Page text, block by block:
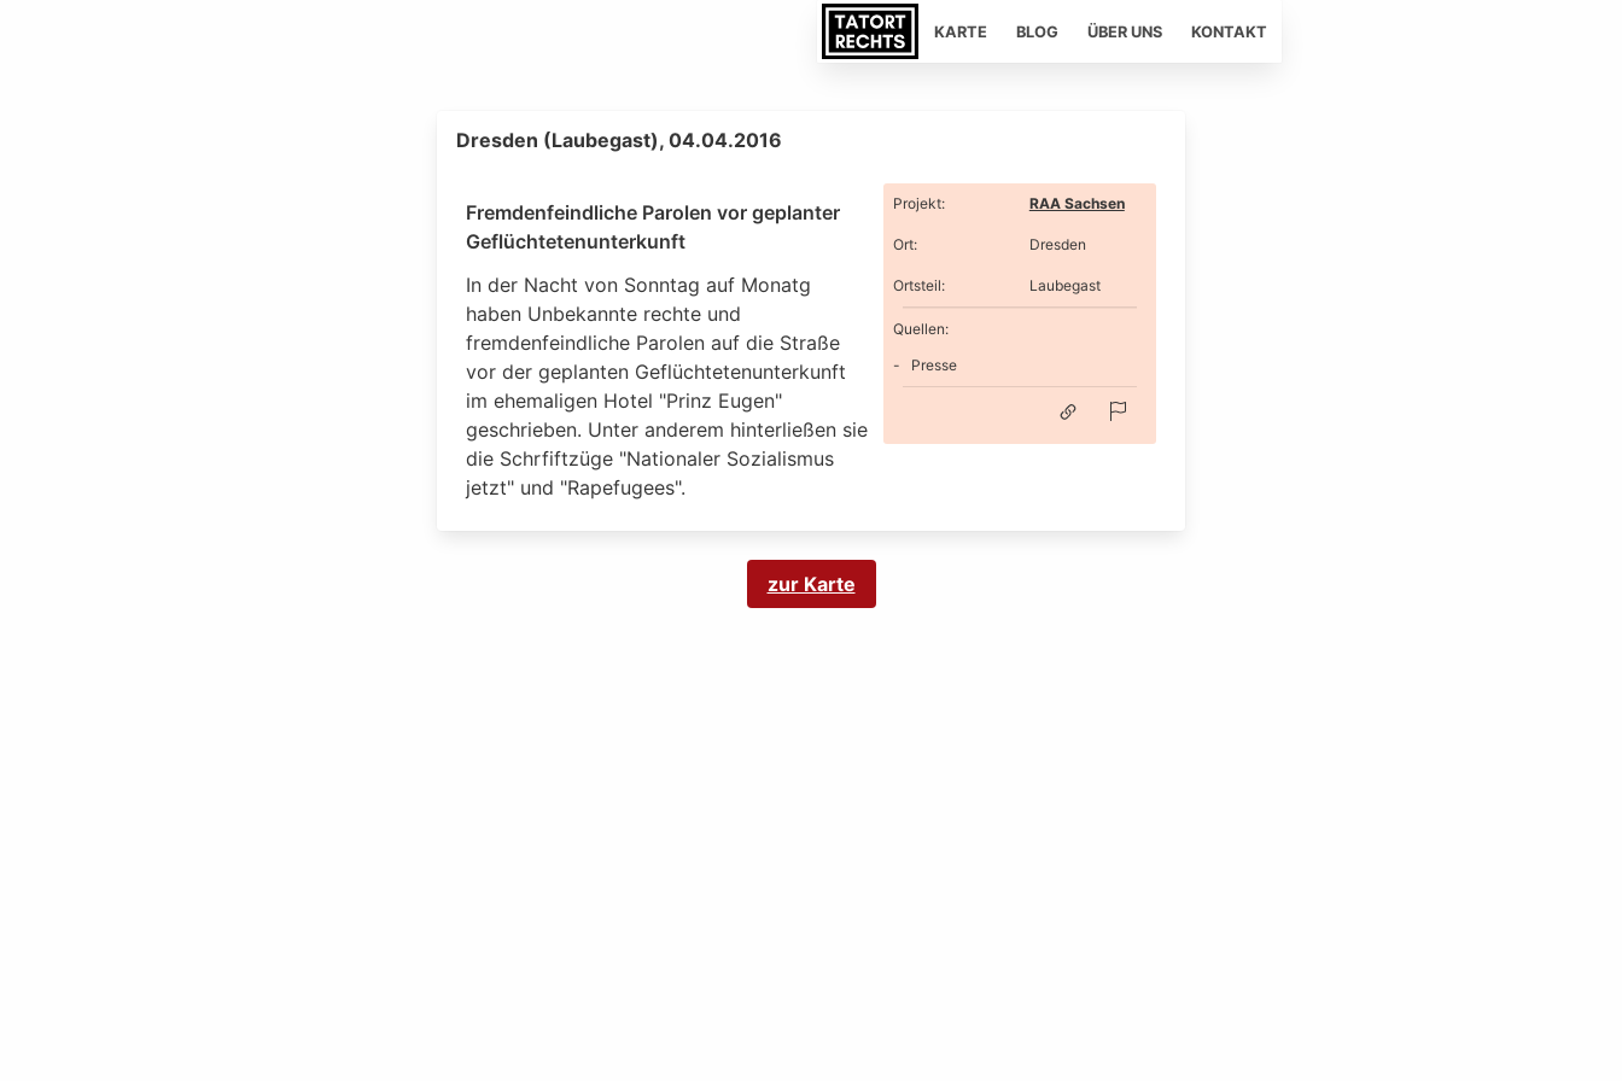
KARTE BLOG ÜBER UNS KONTAKT
Dresden (Laubegast), 04.04.2016
Fremdenfeindliche Parolen vor geplanter
Geflüchtetenunterkunft
In der Nacht von Sonntag auf Monatg
haben Unbekannte rechte und
fremdenfeindliche Parolen auf die Straße
vor der geplanten Geflüchtetenunterkunft
im ehemaligen Hotel "Prinz Eugen"
geschrieben. Unter anderem hinterließen sie
die Schrfiftzüge "Nationaler Sozialismus
jetzt" und "Rapefugees".
Projekt: RAA Sachsen
Ort: Dresden
Ortsteil: Laubegast
Quellen:
Presse
zur Karte